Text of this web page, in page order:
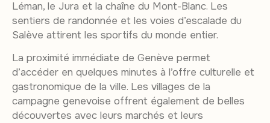
Léman, le Jura et la chaîne du Mont-Blanc. Les
sentiers de randonnée et les voies d’escalade du
Salève attirent les sportifs du monde entier.
La proximité immédiate de Genève permet
d’accéder en quelques minutes à l’offre culturelle et
gastronomique de la ville. Les villages de la
campagne genevoise offrent également de belles
découvertes avec leurs marchés et leurs